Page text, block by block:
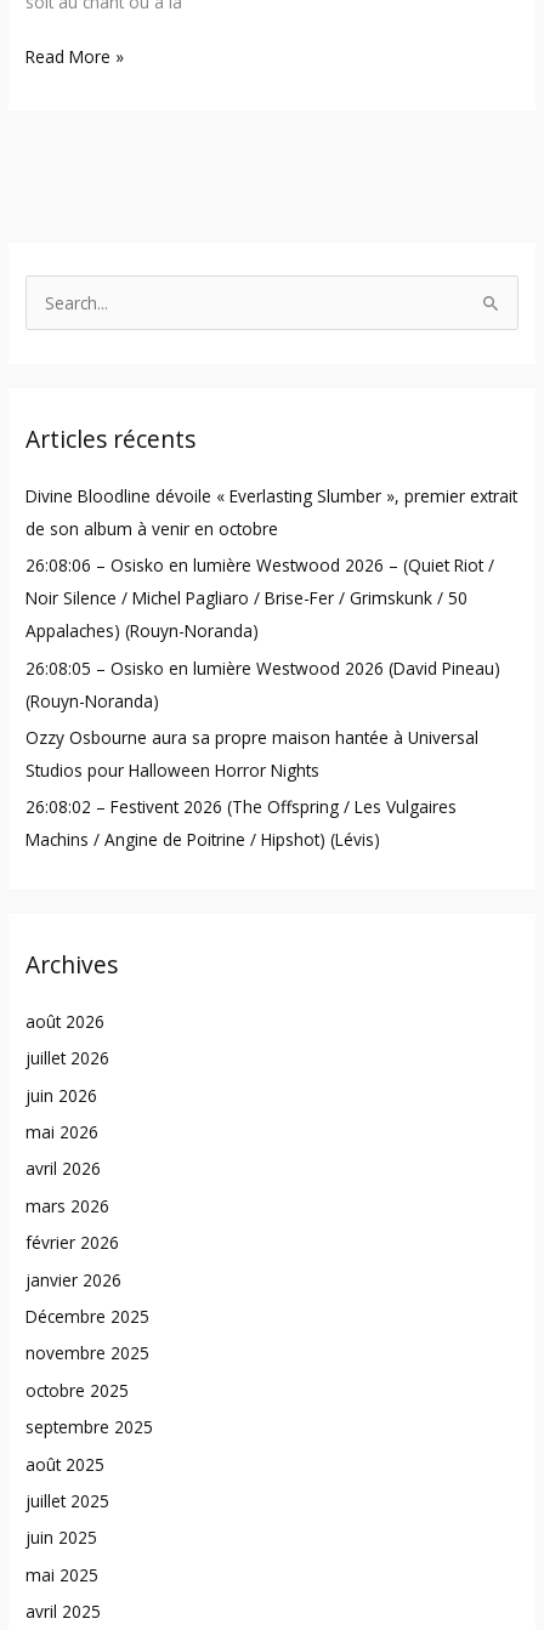
Read More »
c
f
o
r
:
Articles récents
Divine Bloodline dévoile « Everlasting Slumber », premier extrait
de son album à venir en octobre
26:08:06 – Osisko en lumière Westwood 2026 – (Quiet Riot /
Noir Silence / Michel Pagliaro / Brise-Fer / Grimskunk / 50
Appalaches) (Rouyn-Noranda)
26:08:05 – Osisko en lumière Westwood 2026 (David Pineau)
(Rouyn-Noranda)
Ozzy Osbourne aura sa propre maison hantée à Universal
Studios pour Halloween Horror Nights
26:08:02 – Festivent 2026 (The Offspring / Les Vulgaires
Machins / Angine de Poitrine / Hipshot) (Lévis)
Archives
août 2026
juillet 2026
juin 2026
mai 2026
avril 2026
mars 2026
février 2026
janvier 2026
Décembre 2025
novembre 2025
octobre 2025
septembre 2025
août 2025
juillet 2025
juin 2025
mai 2025
avril 2025